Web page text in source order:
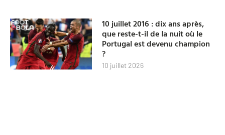
10 juillet 2016 : dix ans après,
que reste-t-il de la nuit où le
Portugal est devenu champion
?
10 juillet 2026